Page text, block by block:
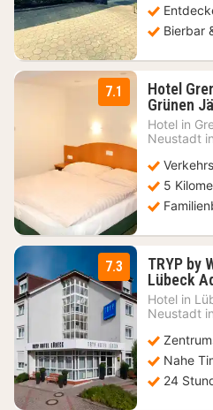
Bierbar
7.1
Hotel
Grünen
Hotel in
Neustadt
5
7.3
TRYP by
Lübeck
Hotel in
Neustadt
Nahe
24